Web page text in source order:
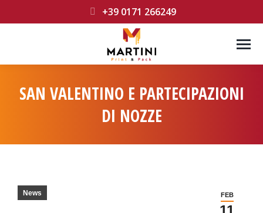
+39 0171 266249
SAN VALENTINO E PARTECIPAZIONI
DI NOZZE
FEB
News